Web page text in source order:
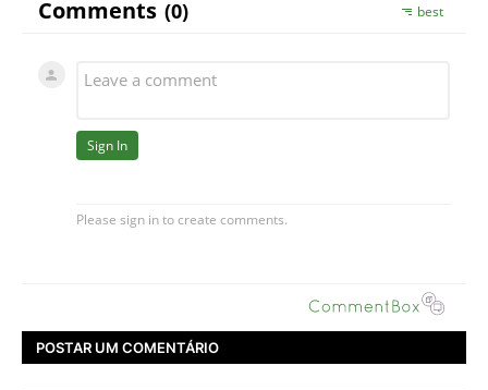
POSTAR UM COMENTÁRIO